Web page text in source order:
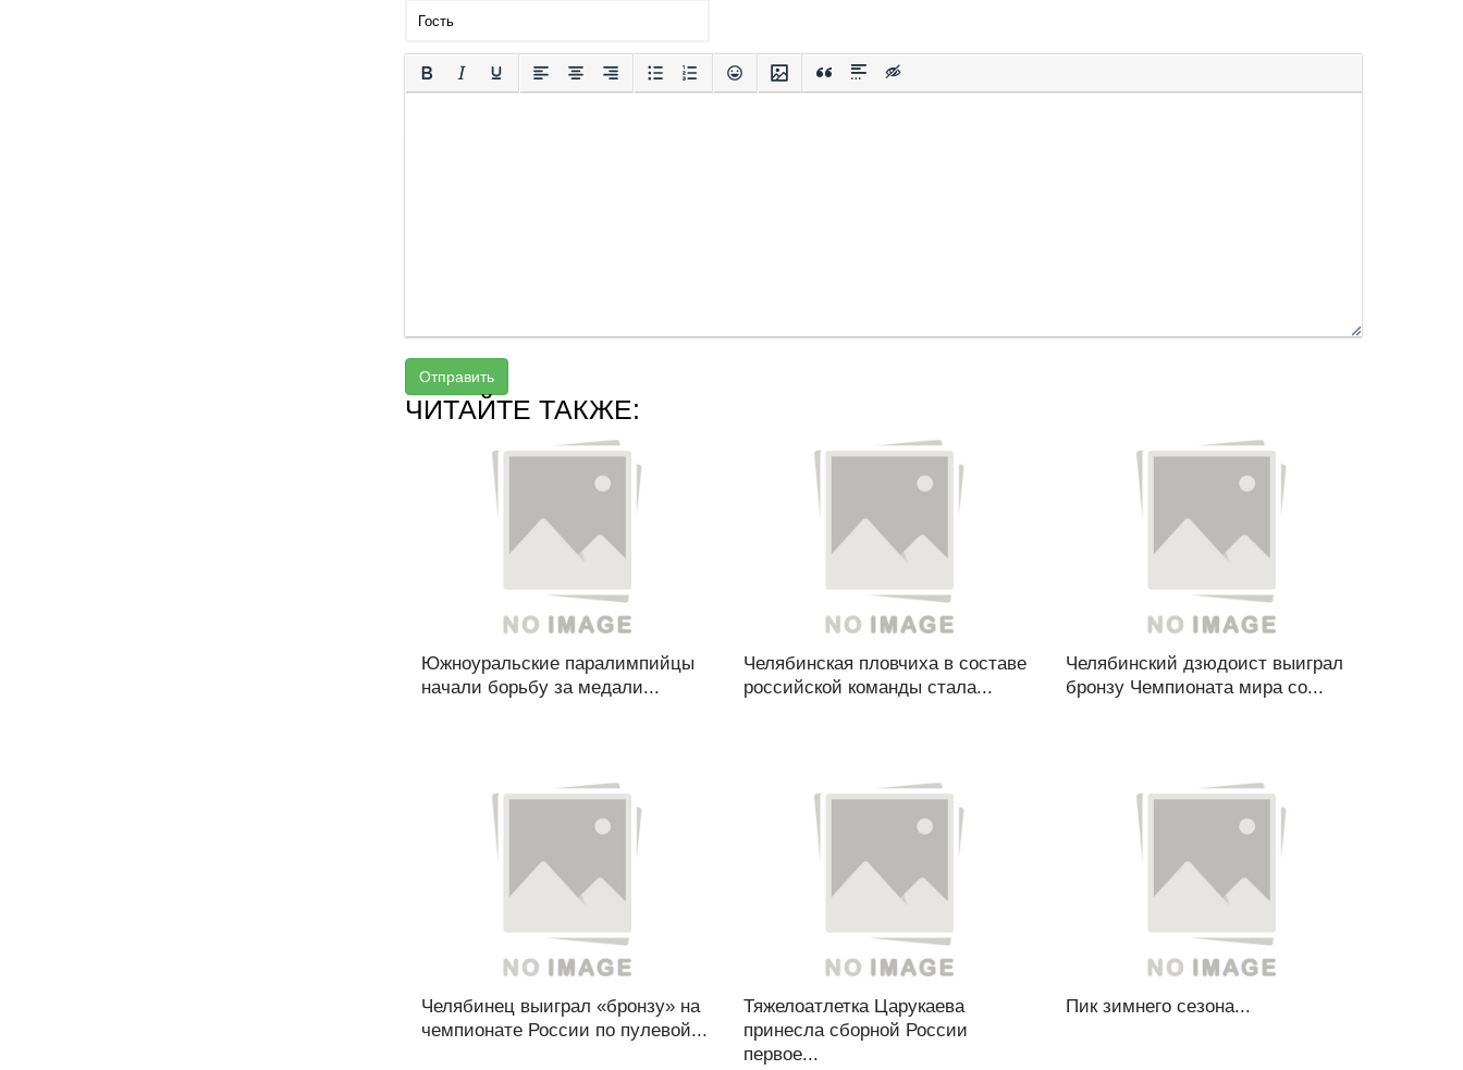
Отправить
ЧИТАЙТЕ ТАКЖЕ:
Южноуральские паралимпийцы
начали борьбу за медали...
Челябинская пловчиха в составе
российской команды стала...
Челябинский дзюдоист выиграл
бронзу Чемпионата мира со...
Челябинец выиграл «бронзу» на
чемпионате России по пулевой...
Тяжелоатлетка Царукаева
принесла сборной России
первое...
Пик зимнего сезона...